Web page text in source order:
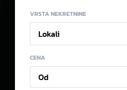
VRSTA NEKRETNINE
CENA